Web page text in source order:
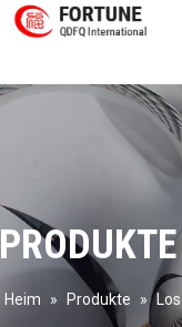
PRODUKTE
Heim » Produkte »